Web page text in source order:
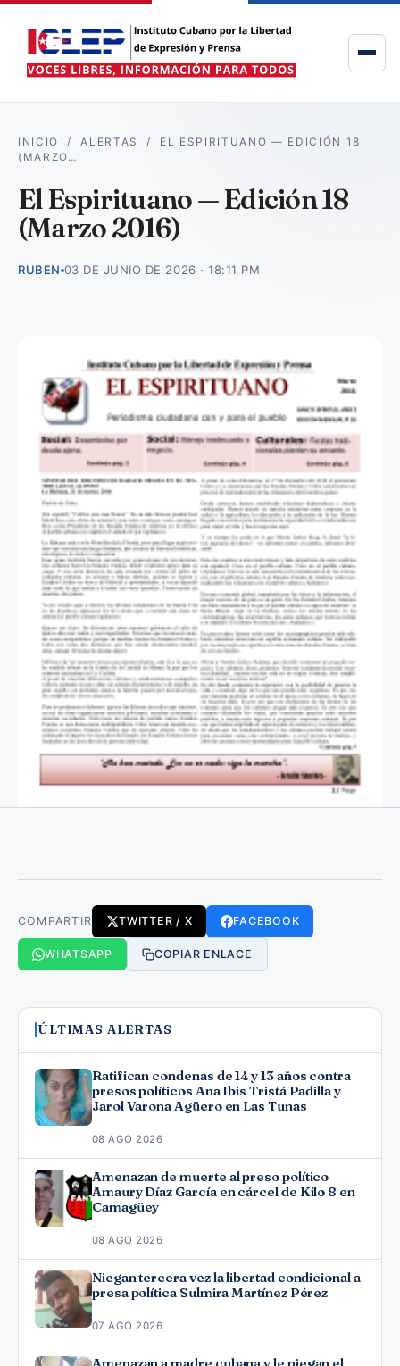
INICIO /ALERTAS / EL ESPIRITUANO — EDICIÓN 18
(MARZO…
El Espirituano — Edición 18
(Marzo 2016)
RUBEN 03 DE JUNIO DE 2026 · 18:11 PM
COMPARTIR TWITTER / X FACEBOOK
WHATSAPP COPIAR ENLACE
ÚLTIMAS ALERTAS
Ratifican condenas de 14 y 13 años contra
presos políticos Ana Ibis Tristá Padilla y
Jarol Varona Agüero en Las Tunas
08 AGO 2026
Amenazan de muerte al preso político
Amaury Díaz García en cárcel de Kilo 8 en
Camagüey
08 AGO 2026
Niegan tercera vez la libertad condicional a
presa política Sulmira Martínez Pérez
07 AGO 2026